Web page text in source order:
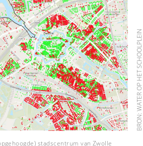
BRON: WATER OP HET SCHOOLPLEIN
stadscentrum van Zwolle